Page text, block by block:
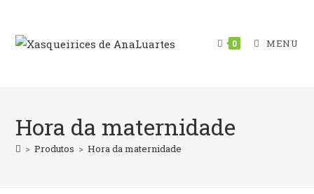
content
0 MENU
Hora da maternidade
> Produtos > Hora da maternidade